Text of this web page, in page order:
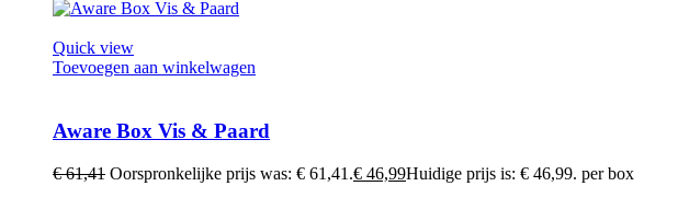
Quick view
Toevoegen aan winkelwagen
Aware Box Vis & Paard
€61,41 Oorspronkelijke prijs was: € 61,41.€ 46,99Huidige prijs is: € 46,99. per box